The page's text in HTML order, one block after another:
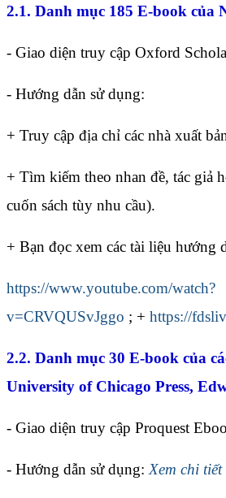
2.1. Danh mục 185 E-book của
- Giao diện truy cập Oxford
- Hướng dẫn sử dụng:
+ Truy cập địa chỉ các nhà xuất
+ Tìm kiếm theo nhan đề, tác giả
cuốn sách tùy nhu cầu).
+ Bạn đọc xem các tài liệu hướng
https://www.youtube.com/watch?
v=CRVQUSvJggo ; + https://
2.2. Danh mục 30 E-book của
University of Chicago Press,
- Giao diện truy cập Proquest
- Hướng dẫn sử dụng: Xem chi tiết